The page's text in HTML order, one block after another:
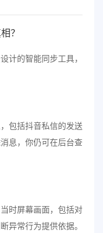
？
计的智能同步工具，
包括抖音私信的发送
息，你仍可在后台查
时屏幕画面，包括对
异常行为提供依据。